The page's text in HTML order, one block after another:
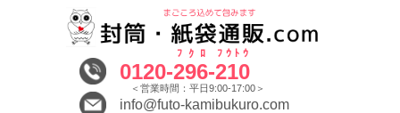
0120-296
ﾌｸﾛ
-210
ﾌｳﾄｳ
＜営業時間：平日9:00-17:00＞
info@futo-kamibukuro.com